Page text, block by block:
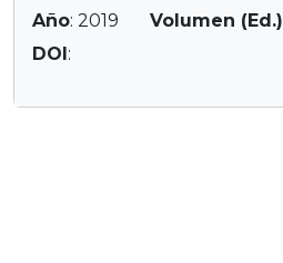
Año: 2019 Volumen (Ed.)
DOI: